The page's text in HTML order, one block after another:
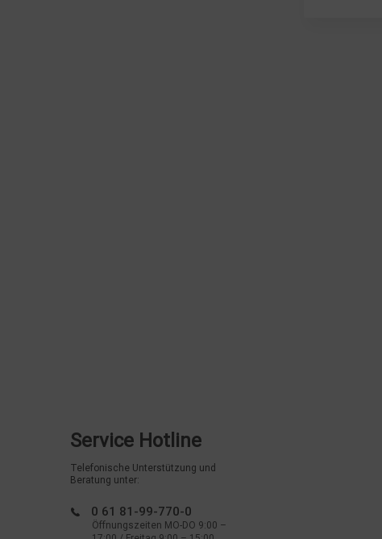
Service Hotline
Telefonische Unterstützung und
Beratung unter:
0 61 81-99-770-0
Öffnungszeiten MO-DO 9:00 –